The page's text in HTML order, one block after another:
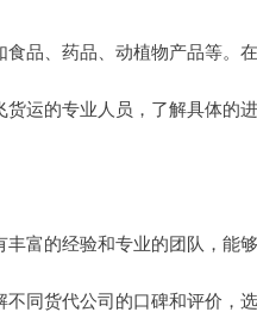
品、药品、动植物产品等。
运的专业人员，了解具体的
富的经验和专业的团队，能
同货代公司的口碑和评价，